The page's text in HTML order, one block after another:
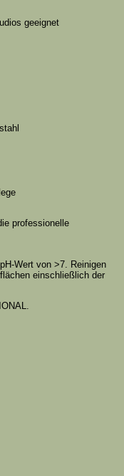
geeignet
professionelle
Wert von >7. Reinigen
einschließlich der